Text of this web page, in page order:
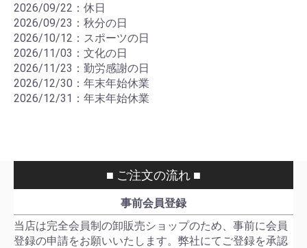
2026/09/22：休日
2026/09/23：秋分の日
2026/10/12：スポーツの日
2026/11/03：文化の日
2026/11/23：勤労感謝の日
2026/12/30：年末年始休業
2026/12/31：年末年始休業
■ ご注文の流れ ■
事前会員登録
当店は完全会員制の卸販売ショップのため、事前に会員
登録の申請をお願いいたします。弊社にてご登録を承認